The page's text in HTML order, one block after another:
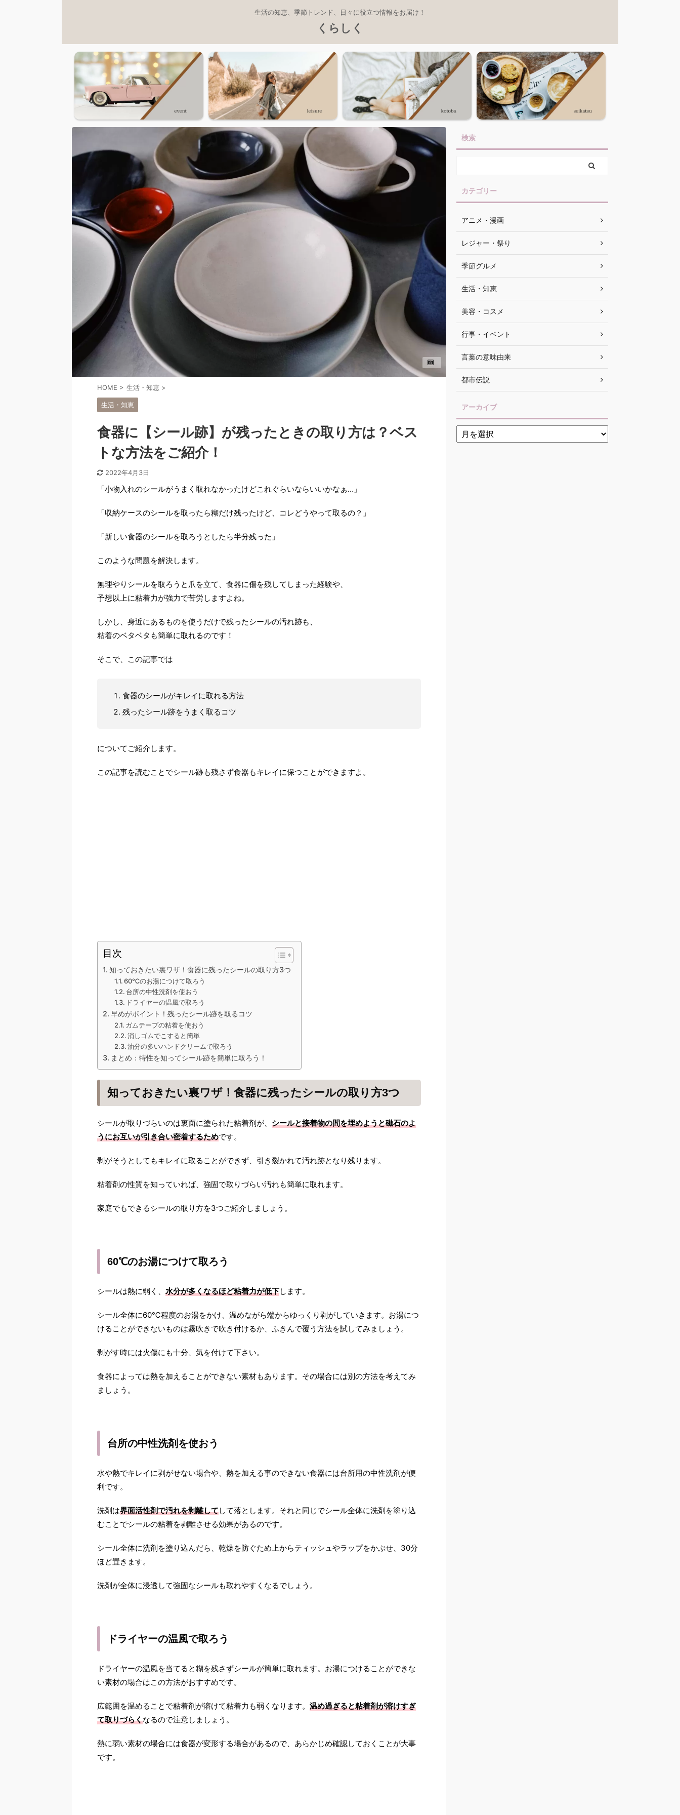
生活の知恵、季節トレンド、日々に役立つ情報をお届け！
くらしく
HOME > 生活・知恵 >
生活・知恵
食器に【シール跡】が残ったときの取り方は？ベス
トな方法をご紹介！
2022年4月3日
「小物入れのシールがうまく取れなかったけどこれぐらいならいいかなぁ…」
「収納ケースのシールを取ったら糊だけ残ったけど、コレどうやって取るの？」
「新しい食器のシールを取ろうとしたら半分残った」
このような問題を解決します。
無理やりシールを取ろうと爪を立て、食器に傷を残してしまった経験や、
予想以上に粘着力が強力で苦労しますよね。
しかし、身近にあるものを使うだけで残ったシールの汚れ跡も、
粘着のベタベタも簡単に取れるのです！
そこで、この記事では
食器のシールがキレイに取れる方法
残ったシール跡をうまく取るコツ
についてご紹介します。
この記事を読むことでシール跡も残さず食器もキレイに保つことができますよ。
目次
知っておきたい裏ワザ！食器に残ったシールの取り方3つ
60℃のお湯につけて取ろう
台所の中性洗剤を使おう
ドライヤーの温風で取ろう
早めがポイント！残ったシール跡を取るコツ
ガムテープの粘着を使おう
消しゴムでこすると簡単
油分の多いハンドクリームで取ろう
まとめ：特性を知ってシール跡を簡単に取ろう！
知っておきたい裏ワザ！食器に残ったシールの取り方3つ
シールが取りづらいのは裏面に塗られた粘着剤が、 シールと接着物の間を埋めようと磁石のよ
うにお互いが引き合い密着するためです。
剥がそうとしてもキレイに取ることができず、引き裂かれて汚れ跡となり残ります。
粘着剤の性質を知っていれば、強固で取りづらい汚れも簡単に取れます。
家庭でもできるシールの取り方を3つご紹介しましょう。
60℃のお湯につけて取ろう
シールは熱に弱く、 水分が多くなるほど粘着力が低下します。
シール全体に60℃程度のお湯をかけ、温めながら端からゆっくり剥がしていきます。お湯につ
けることができないものは霧吹きで吹き付けるか、ふきんで覆う方法を試してみましょう。
剥がす時には火傷にも十分、気を付けて下さい。
食器によっては熱を加えることができない素材もあります。その場合には別の方法を考えてみ
ましょう。
台所の中性洗剤を使おう
水や熱でキレイに剥がせない場合や、熱を加える事のできない食器には台所用の中性洗剤が便
利です。
洗剤は界面活性剤で汚れを剥離してして落とします。それと同じでシール全体に洗剤を塗り込
むことでシールの粘着を剥離させる効果があるのです。
シール全体に洗剤を塗り込んだら、乾燥を防ぐため上からティッシュやラップをかぶせ、30分
ほど置きます。
洗剤が全体に浸透して強固なシールも取れやすくなるでしょう。
ドライヤーの温風で取ろう
ドライヤーの温風を当てると糊を残さずシールが簡単に取れます。お湯につけることができな
い素材の場合はこの方法がおすすめです。
広範囲を温めることで粘着剤が溶けて粘着力も弱くなります。 温め過ぎると粘着剤が溶けすぎ
て取りづらくなるので注意しましょう。
熱に弱い素材の場合には食器が変形する場合があるので、あらかじめ確認しておくことが大事
です。
検索
カテゴリー
アニメ・漫画
レジャー・祭り
季節グルメ
生活・知恵
美容・コスメ
行事・イベント
言葉の意味由来
都市伝説
アーカイブ